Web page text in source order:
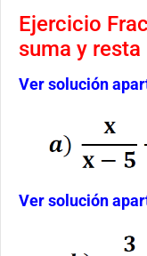
Ejercicio
suma y resta
Ver solución
Ver solución